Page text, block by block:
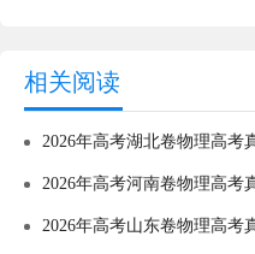
相关阅读
2026年高考湖北卷物理高考
2026年高考河南卷物理高考
2026年高考山东卷物理高考